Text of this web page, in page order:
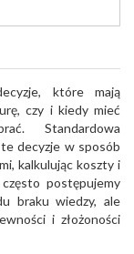
które mają
czy i kiedy mieć
Standardowa
decyzje w sposób
kalkulując koszty i
postępujemy
braku wiedzy, ale
i złożoności